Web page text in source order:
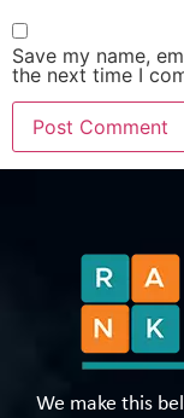
Save my name,
the next time I
We make this